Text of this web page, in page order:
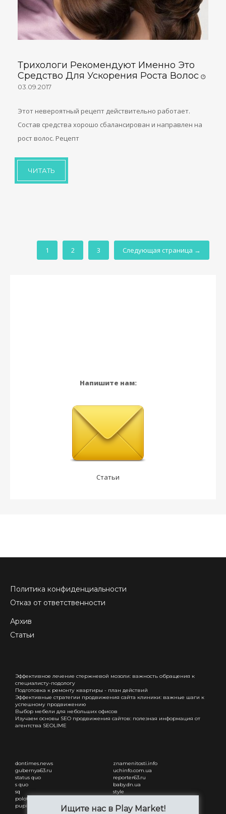
Трихологи Рекомендуют Именно Это
Средство Для Ускорения Роста Волос
03.09.2017
Этот невероятный рецепт действительно работает.
Состав средства хорошо сбалансирован и направлен на
рост волос. Рецепт
ЧИТАТЬ
1 2 3 Следующая страница →
Напишите нам:
Статьи
Политика конфиденциальности
Отказ от ответственности
Архив
Статьи
Эффективное лечение стержневой мозоли: важность обращения к
специалисту-подологу
Подготовка к ремонту квартиры - план действий
Эффективные стратегии продвижения сайта клиники: важные шаги к
успешному продвижению
Выбор мебели для небольших офисов
Изучаем основы SEO продвижения сайтов: полезная информация от
агентства SEOLIME
dontimes.news
gubernya63.ru
status quo
s quo
sq
polotsk-portal.ru
pupilby
znamenitosti.info
uchinfo.com.ua
reporter63.ru
baby.dn.ua
style
freesmi.by
Привітання з днем народження
Ищите нас в Play Market!